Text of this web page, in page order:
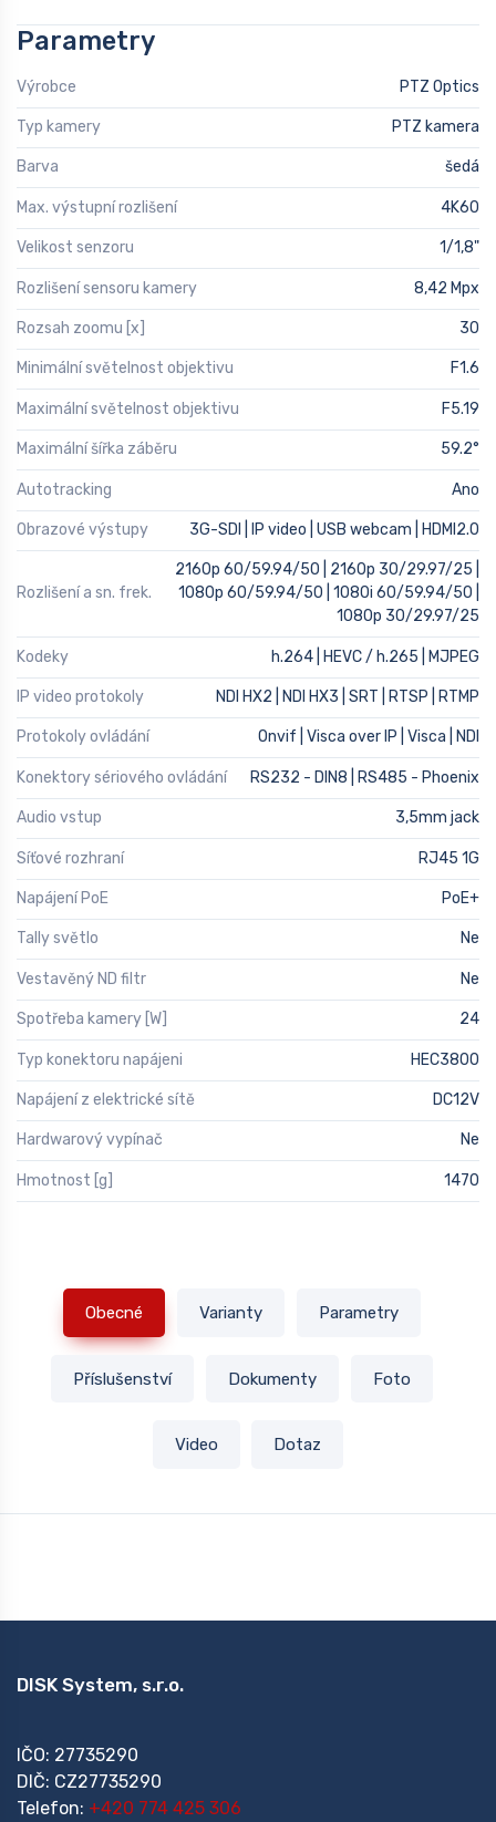
Parametry
Výrobce PTZ Optics
Typ kamery PTZ kamera
Barva šedá
Max. výstupní rozlišení 4K60
Velikost senzoru 1/1,8"
Rozlišení sensoru kamery 8,42 Mpx
Rozsah zoomu [x] 30
Minimální světelnost objektivu F1.6
Maximální světelnost objektivu F5.19
Maximální šířka záběru 59.2°
Autotracking Ano
Obrazové výstupy 3G-SDI | IP video | USB webcam | HDMI2.0
Rozlišení a sn. frek.
2160p 60/59.94/50 | 2160p 30/29.97/25 |
1080p 60/59.94/50 | 1080i 60/59.94/50 |
1080p 30/29.97/25
Kodeky h.264 | HEVC / h.265 | MJPEG
IP video protokoly NDI HX2 | NDI HX3 | SRT | RTSP | RTMP
Protokoly ovládání Onvif | Visca over IP | Visca | NDI
Konektory sériového ovládání RS232 - DIN8 | RS485 - Phoenix
Audio vstup 3,5mm jack
Síťové rozhraní RJ45 1G
Napájení PoE PoE+
Tally světlo Ne
Vestavěný ND filtr Ne
Spotřeba kamery [W] 24
Typ konektoru napájeni HEC3800
Napájení z elektrické sítě DC12V
Hardwarový vypínač Ne
Hmotnost [g] 1470
Obecné Varianty Parametry
Příslušenství Dokumenty Foto
Video Dotaz
DISK System, s.r.o.
IČO: 27735290
DIČ: CZ27735290
Telefon: +420 774 425 306